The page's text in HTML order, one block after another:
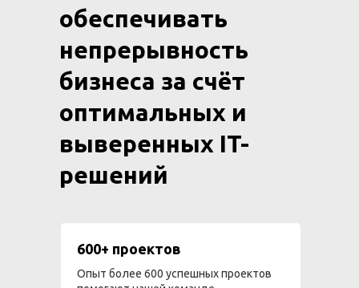
обеспечивать
непрерывность
бизнеса за счёт
оптимальных и
выверенных IT-
решений
600+ проектов
Опыт более 600 успешных проектов